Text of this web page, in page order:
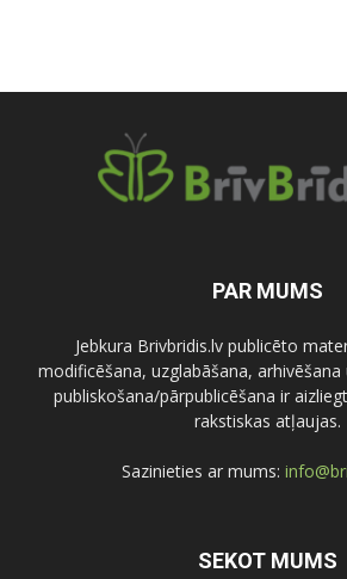
PAR MUMS
Jebkura Brivbridis.lv publicēto
modificēšana, uzglabāšana,
publiskošana/pārpublicēšana ir
rakstiskas atļaujas.
Sazinieties ar mums:
SEKOT MUMS